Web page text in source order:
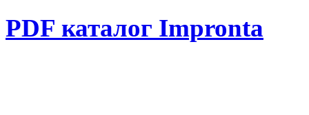
PDF каталог Impronta